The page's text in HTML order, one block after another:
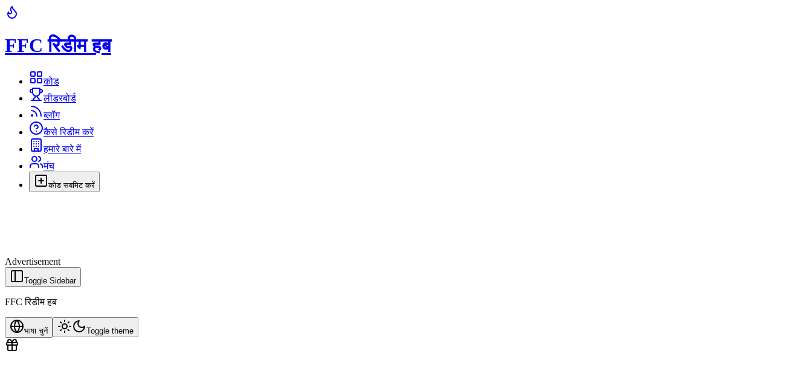
FFC रिडीम हब
कोड
लीडरबोर्ड
ब्लॉग
कैसे रिडीम करें
हमारे बारे में
मंच
कोड सबमिट करें
Advertisement
Toggle Sidebar
FFC रिडीम हब
भाषा चुनें Toggle theme